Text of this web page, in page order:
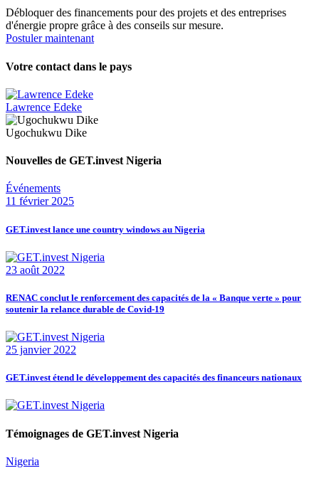
Débloquer des financements pour des projets et des entreprises
d'énergie propre grâce à des conseils sur mesure.
Postuler maintenant
Votre contact dans le pays
Lawrence Edeke
Ugochukwu Dike
Nouvelles de GET.invest Nigeria
Événements
11 février 2025
GET.invest lance une country windows au Nigeria
23 août 2022
RENAC conclut le renforcement des capacités de la « Banque verte » pour
soutenir la relance durable de Covid-19
25 janvier 2022
GET.invest étend le développement des capacités des financeurs nationaux
Témoignages de GET.invest Nigeria
Nigeria